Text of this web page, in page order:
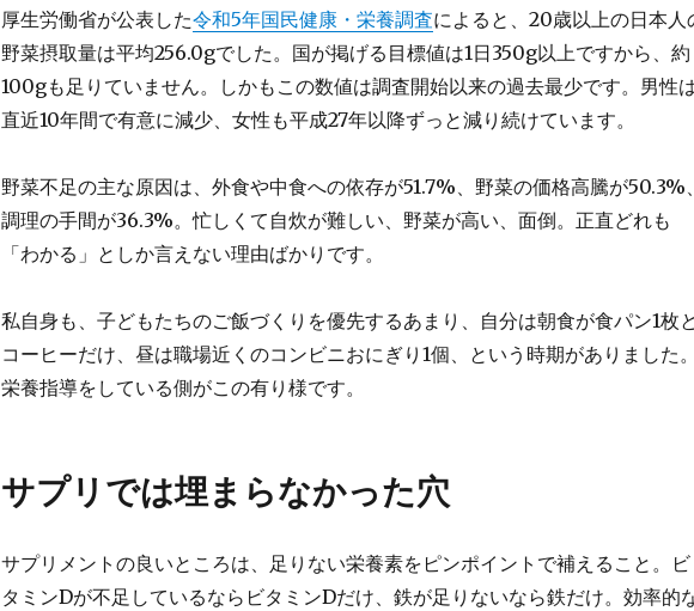
厚生労働省が公表した令和5年国民健康・栄養調査によると、20歳以上の日本人
野菜摂取量は平均256.0gでした。国が掲げる目標値は1日350g以上ですから、約
100gも足りていません。しかもこの数値は調査開始以来の過去最少です。男性
直近10年間で有意に減少、女性も平成27年以降ずっと減り続けています。
野菜不足の主な原因は、外食や中食への依存が51.7%、野菜の価格高騰が50.3%、
調理の手間が36.3%。忙しくて自炊が難しい、野菜が高い、面倒。正直どれも
「わかる」としか言えない理由ばかりです。
私自身も、子どもたちのご飯づくりを優先するあまり、自分は朝食が食パン1枚と
コーヒーだけ、昼は職場近くのコンビニおにぎり1個、という時期がありました。
栄養指導をしている側がこの有り様です。
サプリでは埋まらなかった穴
サプリメントの良いところは、足りない栄養素をピンポイントで補えること。ビ
タミンDが不足しているならビタミンDだけ、鉄が足りないなら鉄だけ。効率的